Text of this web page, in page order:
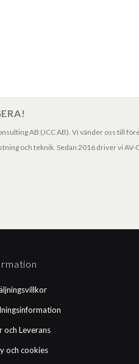
AB (JCC AB). Vi vänder oss till
och teknik. Sedan 2016 driver vi AV-
och Leverans
och cookies